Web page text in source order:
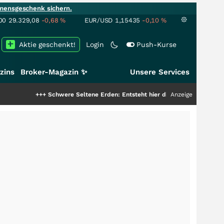
sichern.
29.329,08 -0,68% EUR/USD 1,15435 -0,10 %
Login Push-Kurse
Aktie geschenkt!
Broker-Magazin ✨ Unsere Services
Schwere Seltene Erden: Entsteht hier die nächste Milliardenstory?
Anzeige